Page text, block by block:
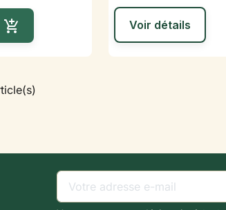

Ajouter au panier
Voir détails